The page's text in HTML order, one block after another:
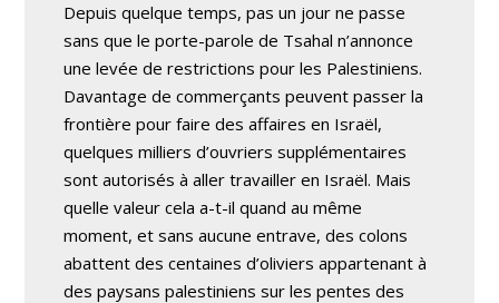
Depuis quelque temps, pas un jour ne passe
sans que le porte-parole de Tsahal n’annonce
une levée de restrictions pour les Palestiniens.
Davantage de commerçants peuvent passer la
frontière pour faire des affaires en Israël,
quelques milliers d’ouvriers supplémentaires
sont autorisés à aller travailler en Israël. Mais
quelle valeur cela a-t-il quand au même
moment, et sans aucune entrave, des colons
abattent des centaines d’oliviers appartenant à
des paysans palestiniens sur les pentes des